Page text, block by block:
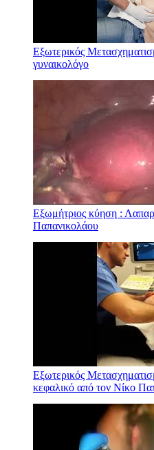
Εξωτερικός
γυναικολόγο
Εξωμήτριος κύηση :
Παπανικολάου
Εξωτερικός
κεφαλικό από τον Νίκο